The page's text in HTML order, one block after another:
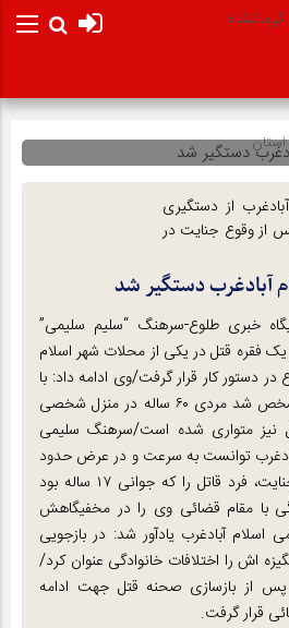
استان
از دستگیری
پس از وقوع جنایت در
خبری طلوع-سرهنگ “سلیم سلیمی”
فقره قتل در یکی از محلات شهر اسلام
دستور کار قرار گرفت/وی ادامه داد: با
حضور ماموران در محل مشخص شد مردی ۶۰ ساله در منزل شخصی
نیز متواری شده است/سرهنگ سلیمی
توانست به سرعت و در عرض حدود
یک ساعت پس از وقوع جنایت، فرد قاتل را که جوانی ۱۷ ساله بود
با مقام قضائی وی را در مخفیگاهش
اسلام آبادغرب یادآور شد: در بازجویی
اش را اختلافات خانوادگی عنوان کرد/
از بازسازی صحنه قتل جهت ادامه
قرار گرفت.